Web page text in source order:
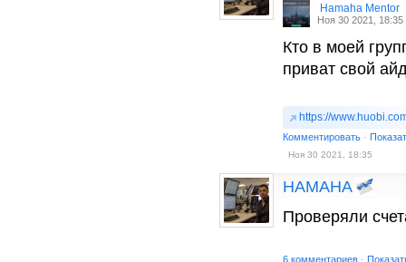
Hamaha Mentor
Ноя 30 2021, 18:35
Кто в моей
приват свой
https://
Комментировать ·
Ноя 30 2021, 18:35
HAMAHA
Проверяли
6 комментариев ·